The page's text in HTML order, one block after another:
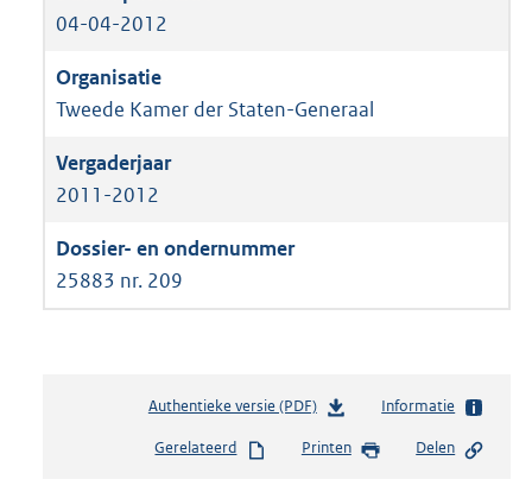
04-04-2012
Tweede Kamer der Staten-Generaal
2011-2012
25883 nr. 209
Authentieke versie (PDF)b
s
Informatie
Gerelateerd Printen Delen